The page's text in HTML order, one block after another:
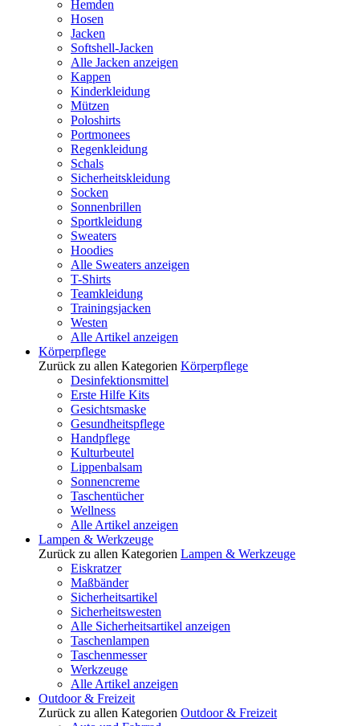
Hemden
Hosen
Jacken
Softshell-Jacken
Alle Jacken anzeigen
Kappen
Kinderkleidung
Mützen
Poloshirts
Portmonees
Regenkleidung
Schals
Sicherheitskleidung
Socken
Sonnenbrillen
Sportkleidung
Sweaters
Hoodies
Alle Sweaters anzeigen
T-Shirts
Teamkleidung
Trainingsjacken
Westen
Alle Artikel anzeigen
Körperpflege
Zurück zu allen Kategorien Körperpflege
Desinfektionsmittel
Erste Hilfe Kits
Gesichtsmaske
Gesundheitspflege
Handpflege
Kulturbeutel
Lippenbalsam
Sonnencreme
Taschentücher
Wellness
Alle Artikel anzeigen
Lampen & Werkzeuge
Zurück zu allen Kategorien Lampen & Werkzeuge
Eiskratzer
Maßbänder
Sicherheitsartikel
Sicherheitswesten
Alle Sicherheitsartikel anzeigen
Taschenlampen
Taschenmesser
Werkzeuge
Alle Artikel anzeigen
Outdoor & Freizeit
Zurück zu allen Kategorien Outdoor & Freizeit